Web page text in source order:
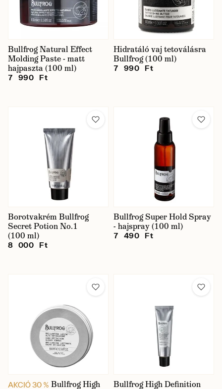
Bullfrog Natural Effect
Molding Paste - matt
hajpaszta (100 ml)
7 990 Ft
Hidratáló vaj tetoválásra
Bullfrog (100 ml)
7 990 Ft
Borotvakrém Bullfrog
Secret Potion No.1
(100 ml)
8 000 Ft
Bullfrog Super Hold Spray
- hajspray (100 ml)
7 490 Ft
AKCIÓ 30 % Bullfrog High
Bullfrog High Definition